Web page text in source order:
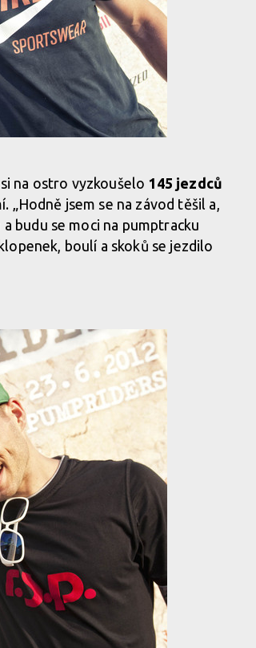
na ostro vyzkoušelo 145 jezdců
„Hodně jsem se na závod těšil a,
budu se moci na pumptracku
boulí a skoků se jezdilo